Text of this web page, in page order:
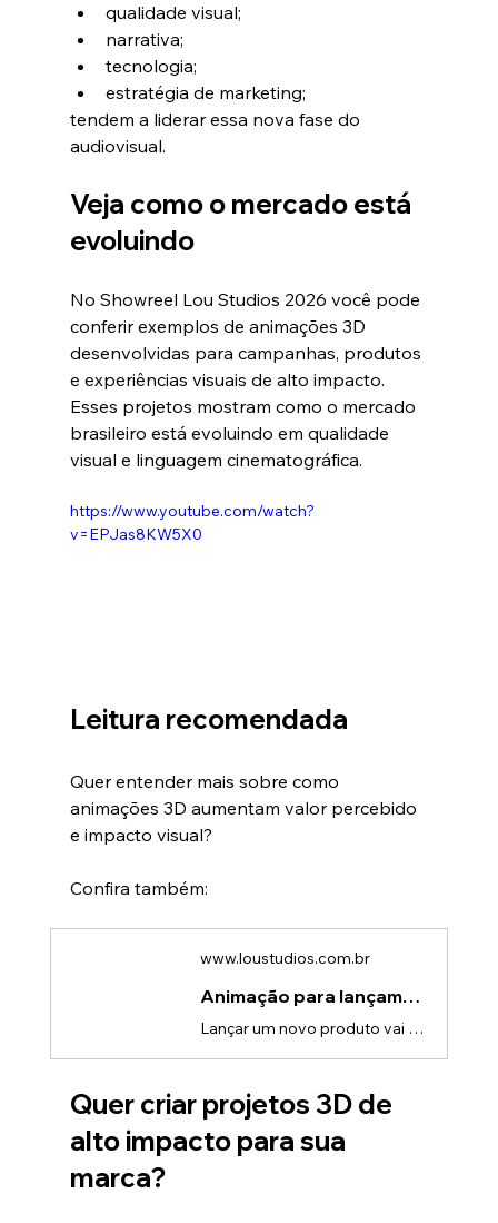
qualidade visual;
narrativa;
tecnologia;
estratégia de marketing;
tendem a liderar essa nova fase do
audiovisual.
Veja como o mercado está
evoluindo
No Showreel Lou Studios 2026 você pode
conferir exemplos de animações 3D
desenvolvidas para campanhas, produtos
e experiências visuais de alto impacto.
Esses projetos mostram como o mercado
brasileiro está evoluindo em qualidade
visual e linguagem cinematográfica.
https://www.youtube.com/watch?
v=EPJas8KW5X0
Leitura recomendada
Quer entender mais sobre como
animações 3D aumentam valor percebido
e impacto visual?
Confira também:
www.loustudios.com.br
Animação para lançamentos de produtos: Como criar mais impacto e valor percebido
Lançar um novo produto vai muito além de simplesmente apresentá-lo ao mercado.Hoje, empresas precisam criar expectativa, gerar impacto visual e transmitir inovação desde o primeiro contato com o público.Em um cenário altamente competitivo, a forma como o produto é apresentado influencia diretamente: • percepção de valor, • engajamento, • interesse do cliente, • e até a decisão de compra.É exatamente por isso que as animações 3D vêm se tornando uma das ferramentas mais poderosas para lançamentos
Quer criar projetos 3D de
alto impacto para sua
marca?